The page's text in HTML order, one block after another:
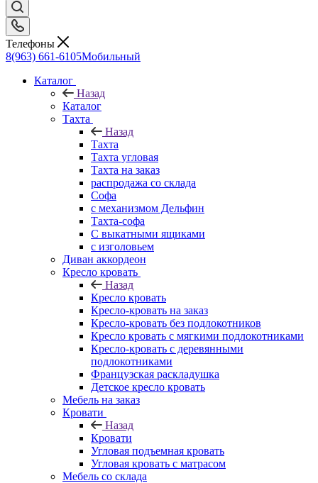
Телефоны
8(963) 661-6105Мобильный
Каталог
Назад
Каталог
Тахта
Назад
Тахта
Тахта угловая
Тахта на заказ
распродажа со склада
Софа
с механизмом Дельфин
Тахта-софа
С выкатными ящиками
с изголовьем
Диван аккордеон
Кресло кровать
Назад
Кресло кровать
Кресло-кровать на заказ
Кресло-кровать без подлокотников
Кресло кровать с мягкими подлокотниками
Кресло-кровать с деревянными
подлокотниками
Французская раскладушка
Детское кресло кровать
Мебель на заказ
Кровати
Назад
Кровати
Угловая подъемная кровать
Угловая кровать с матрасом
Мебель со склада